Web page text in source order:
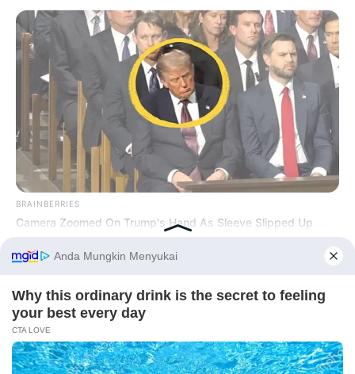
BRAINBERRIES
Camera Zoomed On Trump's Hand As Sleeve Slipped Up
Before You Go